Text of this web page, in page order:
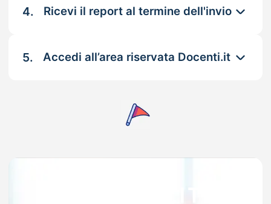
4. Ricevi il report al termine dell'invio
5. Accedi all’area riservata Docenti.it